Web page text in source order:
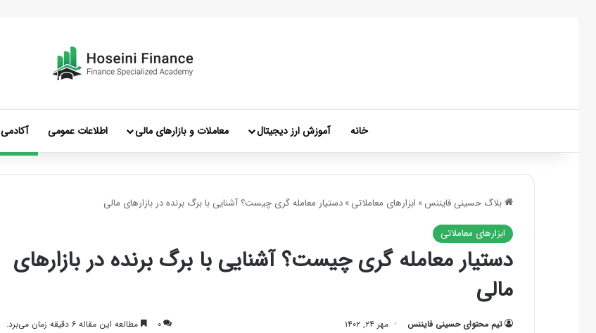
خانه آموزش ارز دیجیتال معاملات و بازارهای مالی اطلاعات عمومی آکادمی
بلاگ حسینی فایننس» ابزارهای معاملاتی»دستیار معامله‌ گری چیست؟ آشنایی با برگ برنده در بازارهای مالی
ابزارهای معاملاتی
دستیار معامله‌ گری چیست؟ آشنایی با برگ برنده در بازارهای
مالی
تیم محتوای حسینی‌ فایننس مهر ۲۴, ۱۴۰۲ ۰ مطالعه این مقاله ۶ دقیقه زمان می‌برد.